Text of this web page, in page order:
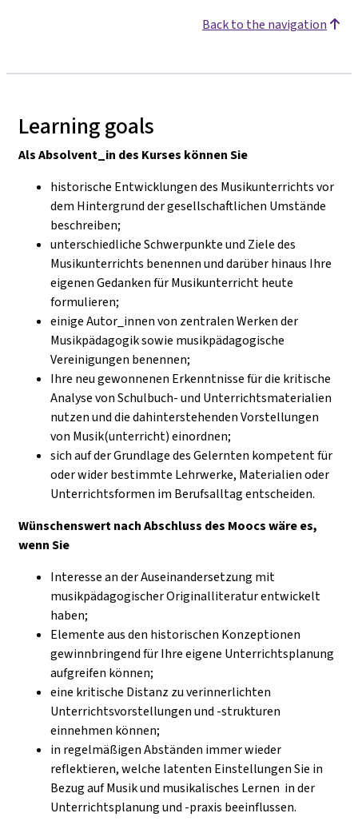
Back to the navigation
Learning goals
Als Absolvent_in des Kurses können Sie
historische Entwicklungen des Musikunterrichts vor
dem Hintergrund der gesellschaftlichen Umstände
beschreiben;
unterschiedliche Schwerpunkte und Ziele des
Musikunterrichts benennen und darüber hinaus Ihre
eigenen Gedanken für Musikunterricht heute
formulieren;
einige Autor_innen von zentralen Werken der
Musikpädagogik sowie musikpädagogische
Vereinigungen benennen;
Ihre neu gewonnenen Erkenntnisse für die kritische
Analyse von Schulbuch- und Unterrichtsmaterialien
nutzen und die dahinterstehenden Vorstellungen
von Musik(unterricht) einordnen;
sich auf der Grundlage des Gelernten kompetent für
oder wider bestimmte Lehrwerke, Materialien oder
Unterrichtsformen im Berufsalltag entscheiden.
Wünschenswert nach Abschluss des Moocs wäre es,
wenn Sie
Interesse an der Auseinandersetzung mit
musikpädagogischer Originalliteratur entwickelt
haben;
Elemente aus den historischen Konzeptionen
gewinnbringend für Ihre eigene Unterrichtsplanung
aufgreifen können;
eine kritische Distanz zu verinnerlichten
Unterrichtsvorstellungen und -strukturen
einnehmen können;
in regelmäßigen Abständen immer wieder
reflektieren, welche latenten Einstellungen Sie in
Bezug auf Musik und musikalisches Lernen in der
Unterrichtsplanung und -praxis beeinflussen.